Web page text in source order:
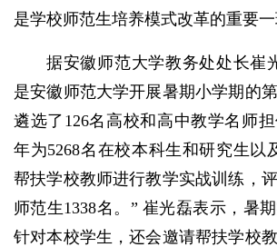
是学校师范生培养模式改革的重要一
据安徽师范大学教务处处长崔
是安徽师范大学开展暑期小学期的
遴选了126名高校和高中教学名师
年为5268名在校本科生和研究生以
帮扶学校教师进行教学实战训练，
师范生1338名。” 崔光磊表示，暑
针对本校学生，还会邀请帮扶学校